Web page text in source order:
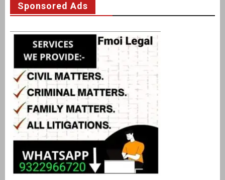
Sponsored Ads